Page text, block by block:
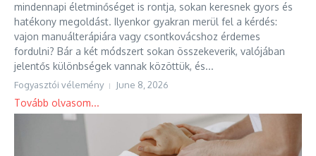
mindennapi életminőséget is rontja, sokan keresnek gyors és
hatékony megoldást. Ilyenkor gyakran merül fel a kérdés:
vajon manuálterápiára vagy csontkovácshoz érdemes
fordulni? Bár a két módszert sokan összekeverik, valójában
jelentős különbségek vannak közöttük, és...
Fogyasztói vélemény June 8, 2026
Tovább olvasom...